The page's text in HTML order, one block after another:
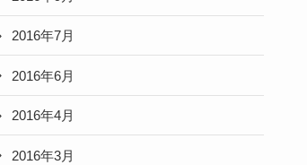
2016年7月
2016年6月
2016年4月
2016年3月